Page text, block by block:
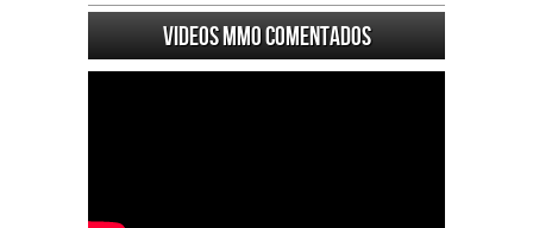
Videos MMO Comentados